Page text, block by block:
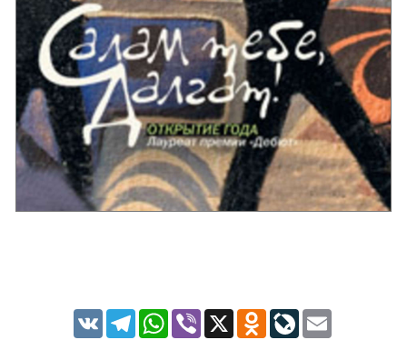
VK TelegramWhatsApp
Viber X Odnoklassniki
LiveJournal
Email